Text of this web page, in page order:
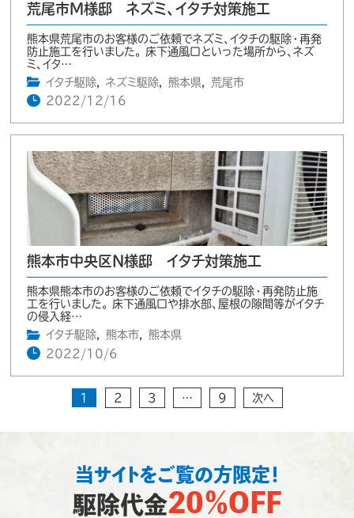
荒尾市M様邸 ネズミ、イタチ対策施工
熊本県荒尾市のお客様のご依頼でネズミ、イタチの駆除・再発
防止施工を行いました。 床下通風口といった場所から、ネズ
ミ、イタ…
イタチ駆除
ネズミ駆除 熊本県
荒尾市
2022/12/16
熊本市中央区N様邸 イタチ対策施工
熊本県熊本市のお客様のご依頼でイタチの駆除・再発防止施
工を行いました。 床下通風口や排水部、屋根の隙間等がイタチ
の侵入経…
イタチ駆除, 熊本市,
熊本県
2022/10/6
1 2 3 … 9 次へ
当サイトをご覧の方限定！
駆除代金20％OFF